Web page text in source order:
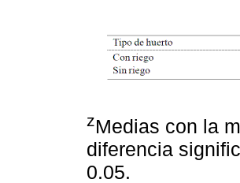
zMedias con la
diferencia
0.05.